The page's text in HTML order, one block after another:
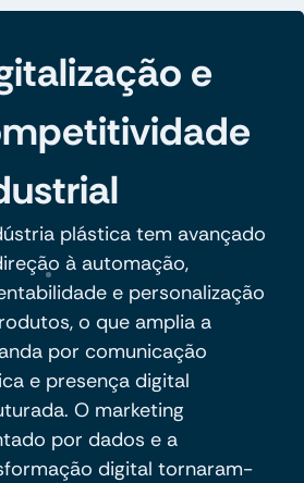
e
plástica tem avançado
à automação,
e personalização
o que amplia a
por comunicação
e presença digital
O marketing
por dados e a
digital tornaram-